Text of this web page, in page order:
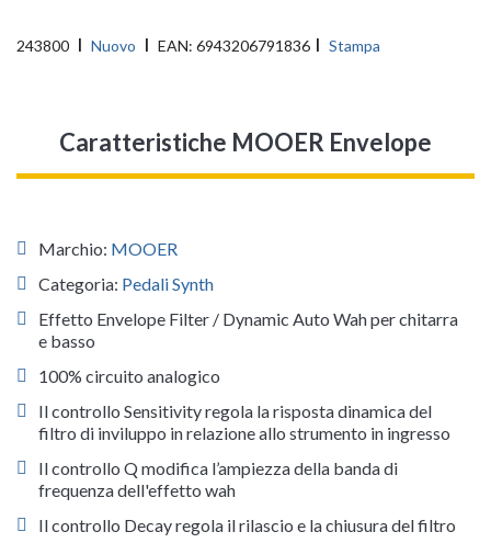
243800 Nuovo EAN: 6943206791836 Stampa
Caratteristiche MOOER Envelope
Marchio: MOOER
Categoria: Pedali Synth
Effetto Envelope Filter / Dynamic Auto Wah per chitarra
e basso
100% circuito analogico
Il controllo Sensitivity regola la risposta dinamica del
filtro di inviluppo in relazione allo strumento in ingresso
Il controllo Q modifica l’ampiezza della banda di
frequenza dell'effetto wah
Il controllo Decay regola il rilascio e la chiusura del filtro